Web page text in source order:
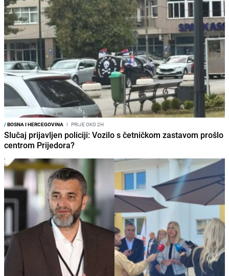
/BOSNA I HERCEGOVINA I PRIJE OKO 2H
Slučaj prijavljen policiji: Vozilo s četničkom zastavom prošlo
centrom Prijedora?